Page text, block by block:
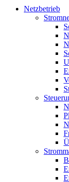
Netzbetrieb